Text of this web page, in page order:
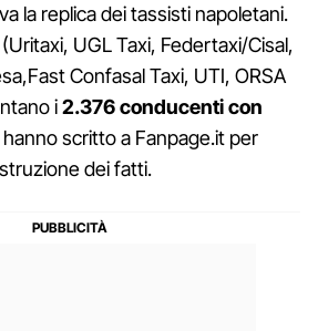
la replica dei tassisti napoletani.
UGL Taxi, Federtaxi/Cisal,
Confasal Taxi, UTI, ORSA
i2.376 conducenti con
scritto a Fanpage.it per
dei fatti.